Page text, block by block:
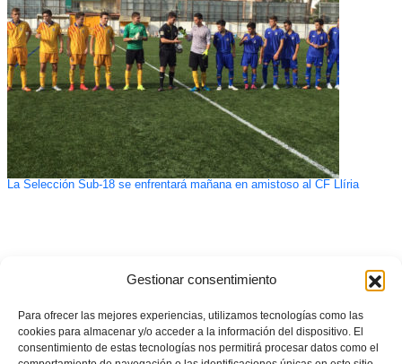
Gestionar consentimiento
Para ofrecer las mejores experiencias, utilizamos tecnologías como las
cookies para almacenar y/o acceder a la información del dispositivo. El
consentimiento de estas tecnologías nos permitirá procesar datos como el
La Selección Sub-18 se enfrentará mañana en amistoso al CF Llíria